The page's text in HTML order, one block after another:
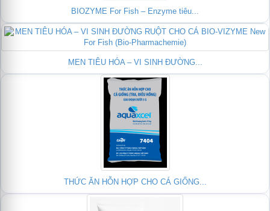
BIOZYME For Fish – Enzyme tiêu...
MEN TIÊU HÓA – VI SINH ĐƯỜNG...
THỨC ĂN HỖN HỢP CHO CÁ GIỐNG...